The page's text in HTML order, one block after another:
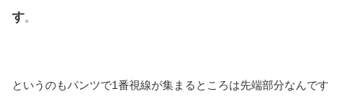
す。
というのもパンツで1番視線が集まるところは先端部分なんです